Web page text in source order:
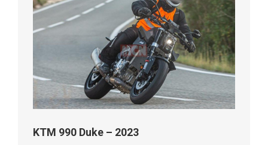
KTM 990 Duke – 2023